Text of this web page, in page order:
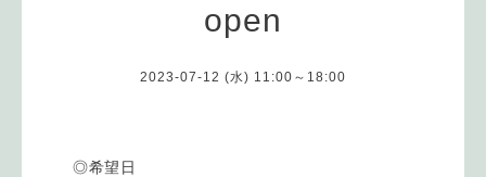
open
2023-07-12 (水) 11:00～18:00
◎希望日